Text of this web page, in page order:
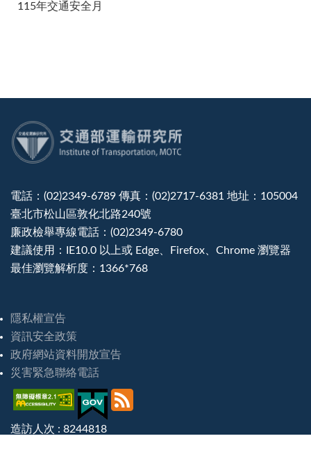
115年交通安全月
電話：(02)2349-6789 傳真：(02)2717-6381 地址：105004
臺北市松山區敦化北路240號
廉政檢舉專線電話：(02)2349-6780
建議使用：IE10.0 以上或 Edge、Firefox、Chrome 瀏覽器
最佳瀏覽解析度：1366*768
隱私權宣告
資訊安全政策
政府網站資料開放宣告
災害緊急聯絡電話
造訪人次 : 8244818